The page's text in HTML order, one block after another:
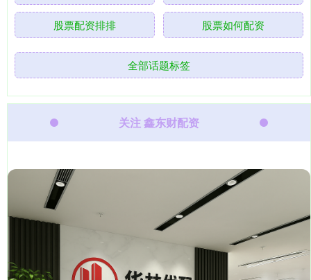
股票配资排排 股票如何配资
全部话题标签
关注 鑫东财配资